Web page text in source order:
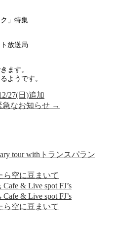
」特集
放送局
ます。
ようです。
27(日)追加
急なお知らせ →
tour withトランスパラン
ら空に豆まいて
& Live spot FJ’s
& Live spot FJ’s
ら空に豆まいて